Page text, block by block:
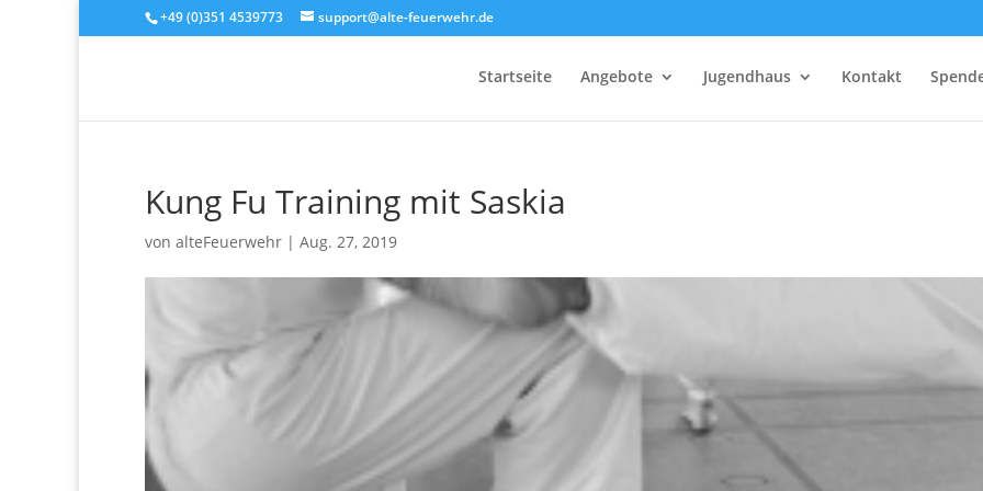
+49 (0)351 4539773 support@alte-feuerwehr.de
Startseite Angebote Jugendhaus Kontakt
Kung Fu Training mit Saskia
von alteFeuerwehr | Aug. 27, 2019